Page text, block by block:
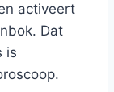
activeert
Dat
is